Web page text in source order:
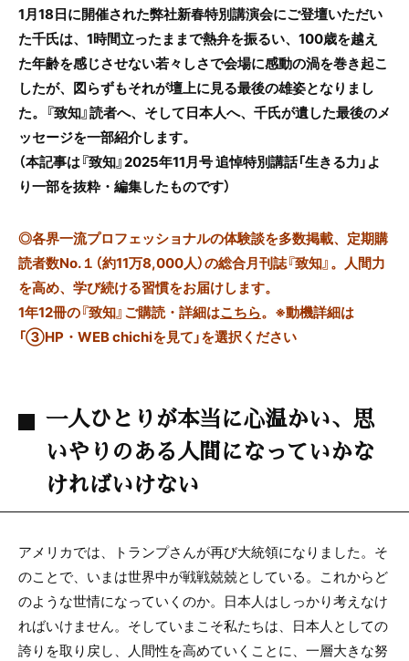
1月18日に開催された弊社新春特別講演会にご登壇いただい
た千氏は、1時間立ったままで熱弁を振るい、100歳を越え
た年齢を感じさせない若々しさで会場に感動の渦を巻き起こ
したが、図らずもそれが壇上に見る最後の雄姿となりまし
た。『致知』読者へ、そして日本人へ、千氏が遺した最後のメ
ッセージを一部紹介します。
（本記事は『致知』2025年11月号 追悼特別講話「生きる力」よ
り一部を抜粋・編集したものです）
◎各界一流プロフェッショナルの体験談を多数掲載、定期購
読者数No.１（約11万8,000人）の総合月刊誌『致知』。人間力
を高め、学び続ける習慣をお届けします。
1年12冊の『致知』ご購読・詳細はこちら。 ※動機詳細は
「③HP・WEB chichiを見て」を選択ください
一人ひとりが本当に心温かい、思
いやりのある人間になっていかな
ければいけない
アメリカでは、トランプさんが再び大統領になりました。そ
のことで、いまは世界中が戦戦兢兢としている。これからど
のような世情になっていくのか。日本人はしっかり考えなけ
ればいけません。そしていまこそ私たちは、日本人としての
誇りを取り戻し、人間性を高めていくことに、一層大きな努